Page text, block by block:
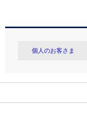
個人のお客さま